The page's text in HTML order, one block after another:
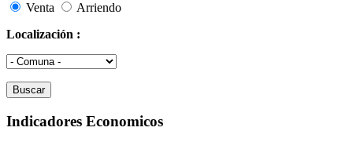
Venta
Arriendo
Localización :
Indicadores Economicos